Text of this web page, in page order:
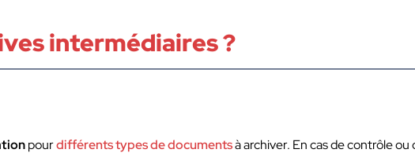
intermédiaires ?
pourdifférents types de documentsà archiver. En cas de contrôle